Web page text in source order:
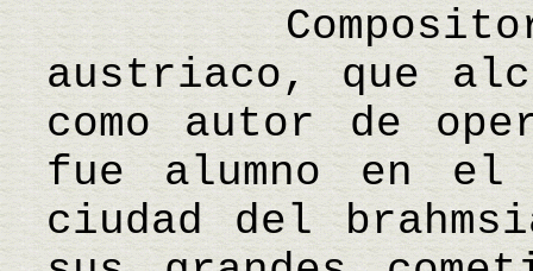
Compositor
austriaco, que
como autor de
fue alumno en el
ciudad del